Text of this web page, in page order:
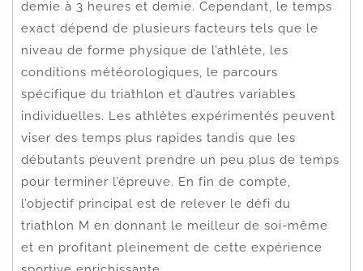
demie à 3 heures et demie. Cependant, le temps
exact dépend de plusieurs facteurs tels que le
niveau de forme physique de l’athlète, les
conditions météorologiques, le parcours
spécifique du triathlon et d’autres variables
individuelles. Les athlètes expérimentés peuvent
viser des temps plus rapides tandis que les
débutants peuvent prendre un peu plus de temps
pour terminer l’épreuve. En fin de compte,
l’objectif principal est de relever le défi du
triathlon M en donnant le meilleur de soi-même
et en profitant pleinement de cette expérience